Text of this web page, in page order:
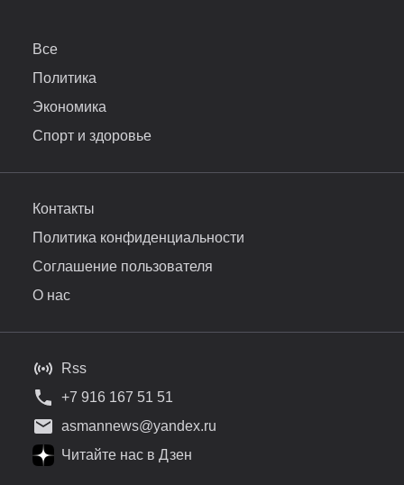
Все
Политика
Экономика
Спорт и здоровье
Контакты
Политика конфиденциальности
Соглашение пользователя
О нас
Rss
+7 916 167 51 51
asmannews@yandex.ru
Читайте нас в Дзен